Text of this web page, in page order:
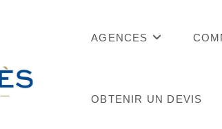
AGENCES
OBTENIR UN DEVIS